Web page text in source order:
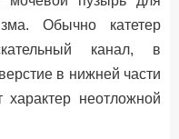
Обычно катетер
канал, в
в нижней части
неотложной